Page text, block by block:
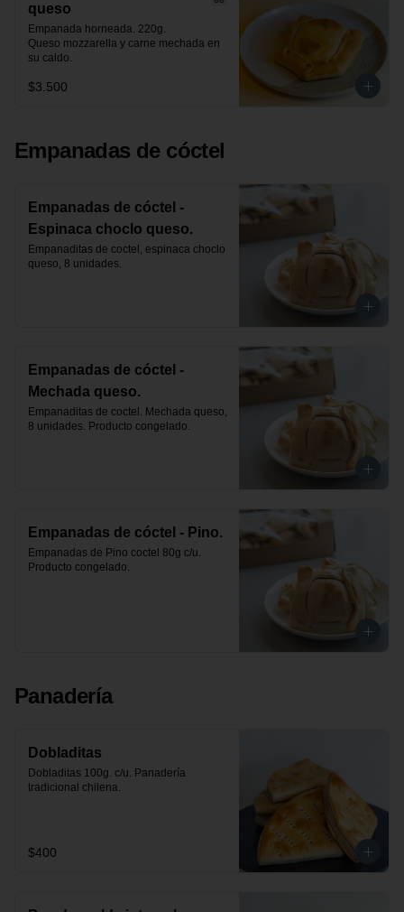
queso
Empanada horneada. 220g.
Queso mozzarella y carne mechada en
su caldo.
$3.500
Empanadas de cóctel
Empanadas de cóctel -
Espinaca choclo queso.
Empanaditas de coctel, espinaca choclo
queso, 8 unidades.
Empanadas de cóctel -
Mechada queso.
Empanaditas de coctel. Mechada queso,
8 unidades. Producto congelado.
Empanadas de cóctel - Pino.
Empanadas de Pino coctel 80g c/u.
Producto congelado.
Panadería
Dobladitas
Dobladitas 100g. c/u. Panadería
tradicional chilena.
$400